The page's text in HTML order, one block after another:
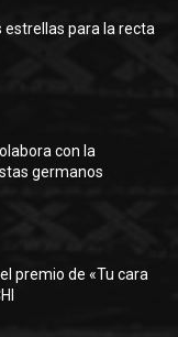
estrellas para la recta
con la
germanos
premio de «Tu cara